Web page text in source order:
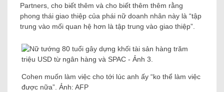
Partners, cho biết thêm và cho biết thêm thêm rằng
phong thái giao thiệp của phái nữ doanh nhân này là “tập
trung vào mối quan hệ hơn là tập trung vào giao thiệp”.
Cohen muốn làm việc cho tới lúc anh ấy “ko thể làm việc
được nữa”. Ảnh: AFP